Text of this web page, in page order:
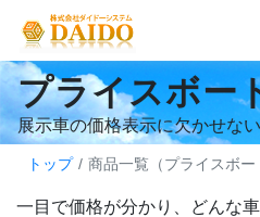
プライスボー
展示車の価格表示に欠かせない
トップ 商品一覧（プライスボー
一目で価格が分かり、どんな